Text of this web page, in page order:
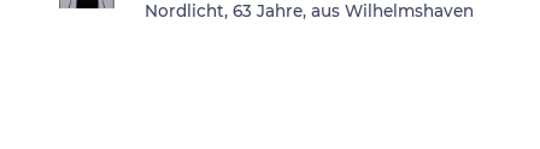
Nordlicht, 63 Jahre, aus Wilhelmshaven